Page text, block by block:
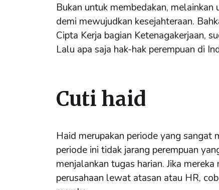
Bukan untuk membedakan,
demi mewujudkan kesejahteraan.
Cipta Kerja bagian Ketenagakerjaan,
Lalu apa saja hak-hak perempuan di
Cuti haid
Haid merupakan periode yang sangat
periode ini tidak jarang perempuan
menjalankan tugas harian. Jika
perusahaan lewat atasan atau HR,